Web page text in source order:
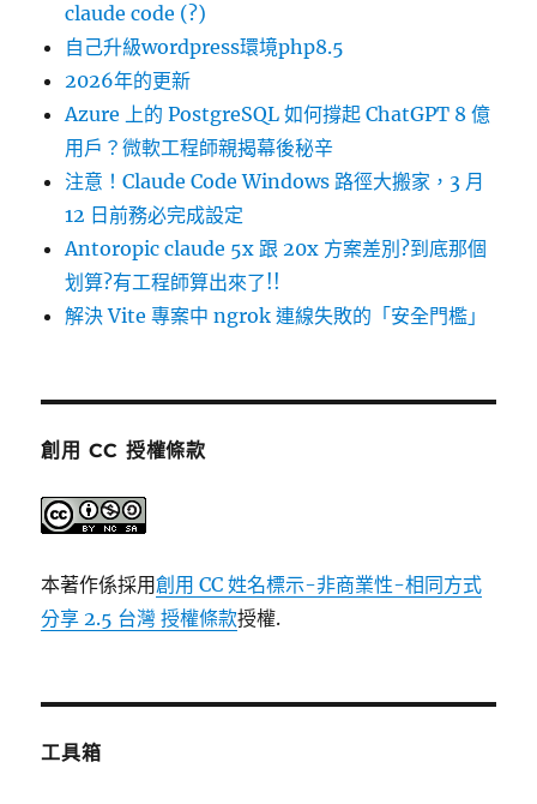
claude code (?)
自己升級wordpress環境php8.5
2026年的更新
Azure 上的 PostgreSQL 如何撐起 ChatGPT 8 億
用戶？微軟工程師親揭幕後秘辛
注意！Claude Code Windows 路徑大搬家，3 月
12 日前務必完成設定
Antoropic claude 5x 跟 20x 方案差別?到底那個
划算?有工程師算出來了!!
解決 Vite 專案中 ngrok 連線失敗的「安全門檻」
創用 CC 授權條款
本著作係採用創用 CC 姓名標示-非商業性-相同方式
分享 2.5 台灣 授權條款授權.
工具箱